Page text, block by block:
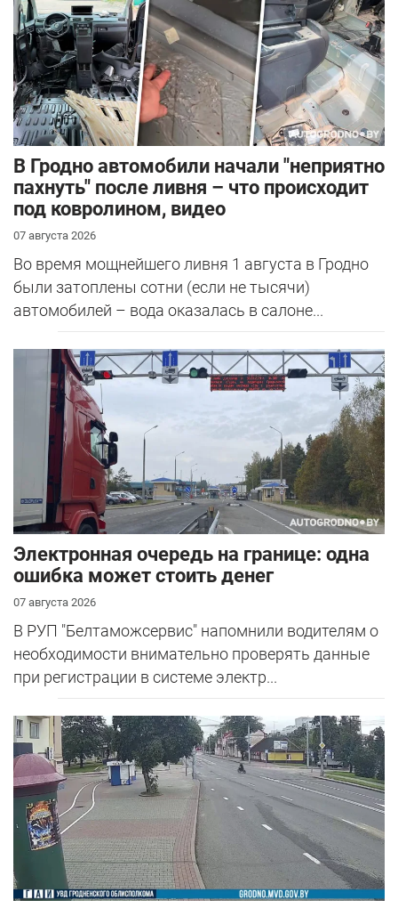
В Гродно автомобили начали "неприятно
пахнуть" после ливня – что происходит
под ковролином, видео
07 августа 2026
Во время мощнейшего ливня 1 августа в Гродно
были затоплены сотни (если не тысячи)
автомобилей – вода оказалась в салоне...
Электронная очередь на границе: одна
ошибка может стоить денег
07 августа 2026
В РУП "Белтаможсервис" напомнили водителям о
необходимости внимательно проверять данные
при регистрации в системе электр...